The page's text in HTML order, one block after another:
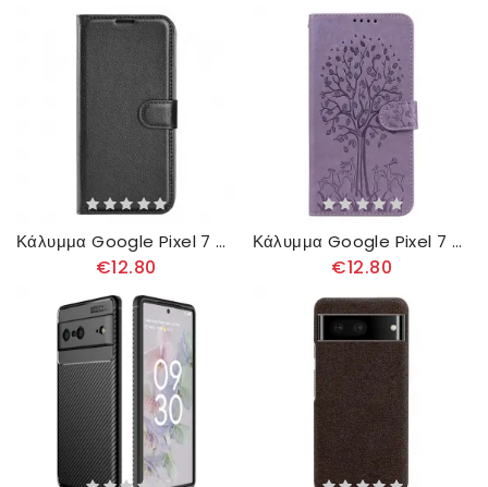
Κάλυμμα Google Pixel 7 Κλασικό Ψεύτικο Δέρμα Λίτσι
€12.80
Κάλυμμα Google Pixel 7 Ελάφια
€12.80